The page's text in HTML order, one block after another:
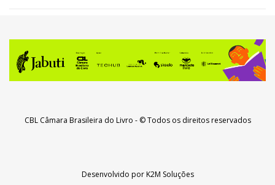
CBL Câmara Brasileira do Livro - © Todos os direitos reservados
Desenvolvido porK2M Soluções